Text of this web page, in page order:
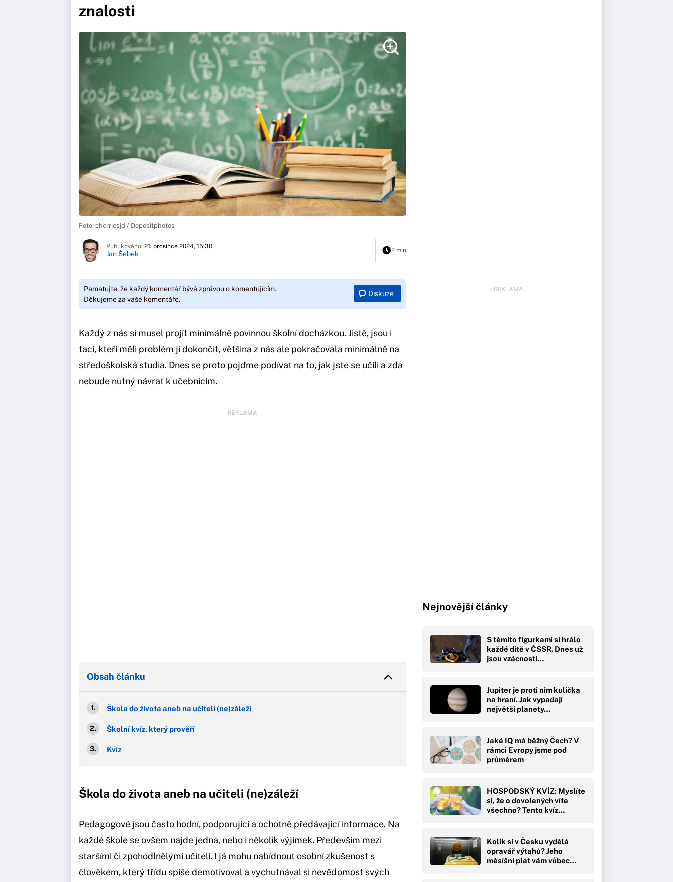
znalosti
Foto: cherriesjd / Depositphotos
Publikováno: 21. prosince 2024, 15:30
Jan Šebek 2 min
Pamatujte, že každý komentář bývá zprávou o komentujícím.
Děkujeme za vaše komentáře.
Diskuze
Každý z nás si musel projít minimálně povinnou školní docházkou. Jistě, jsou i
tací, kteří měli problém ji dokončit, většina z nás ale pokračovala minimálně na
středoškolská studia. Dnes se proto pojďme podívat na to, jak jste se učili a zda
nebude nutný návrat k učebnicím.
REKLAMA
Obsah článku
Škola do života aneb na učiteli (ne)záleží
Školní kvíz, který prověří
Kvíz
Škola do života aneb na učiteli (ne)záleží
Pedagogové jsou často hodní, podporující a ochotně předávající informace. Na
každé škole se ovšem najde jedna, nebo i několik výjimek. Především mezi
staršími či zpohodlnělými učiteli. I já mohu nabídnout osobní zkušenost s
člověkem, který třídu spíše demotivoval a vychutnával si nevědomost svých
REKLAMA
Nejnovější články
S těmito figurkami si hrálo
každé dítě v ČSSR. Dnes už
jsou vzácností…
Jupiter je proti nim kulička
na hraní. Jak vypadají
největší planety…
Jaké IQ má běžný Čech? V
rámci Evropy jsme pod
průměrem
HOSPODSKÝ KVÍZ: Myslíte
si, že o dovolených víte
všechno? Tento kvíz…
Kolik si v Česku vydělá
opravář výtahů? Jeho
měsíšní plat vám vůbec…